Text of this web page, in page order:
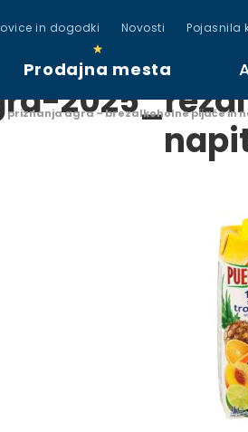
in dogodki Novosti Pojasnila
Prodajna mesta
priznanja agra – brezalkoholne pijače in